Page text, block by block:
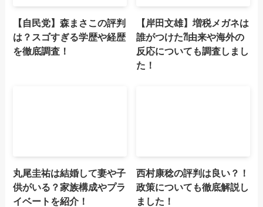
【自民党】森まさこの評判
は？スゴすぎる学歴や経歴
を徹底調査！
【岸田文雄】増税メガネは
誰がつけた⁈由来や海外の
反応についても調査しまし
た！
丸尾圭祐は結婚して妻や子
供がいる？家族構成やプラ
イベートを紹介！
西村康稔の評判は良い？！
政策についても徹底解説し
ました！